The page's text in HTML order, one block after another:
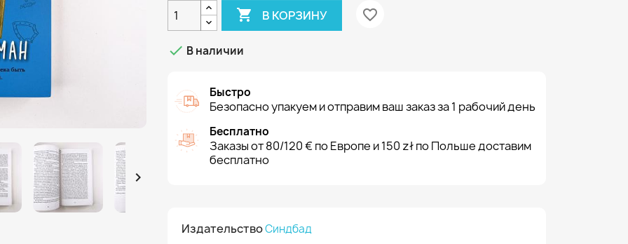

 В КОРЗИНУ favorite_border
 В наличии
Быстро
Безопасно упакуем и отправим ваш заказ за 1 рабочий день
Бесплатно
Заказы от 80/120 € по Европе и 150 zł по Польше доставим
бесплатно
ИздательствоСиндбад